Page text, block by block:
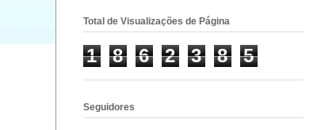
Total de Visualizações de Página
1 8 6 2 3 8 5
Seguidores